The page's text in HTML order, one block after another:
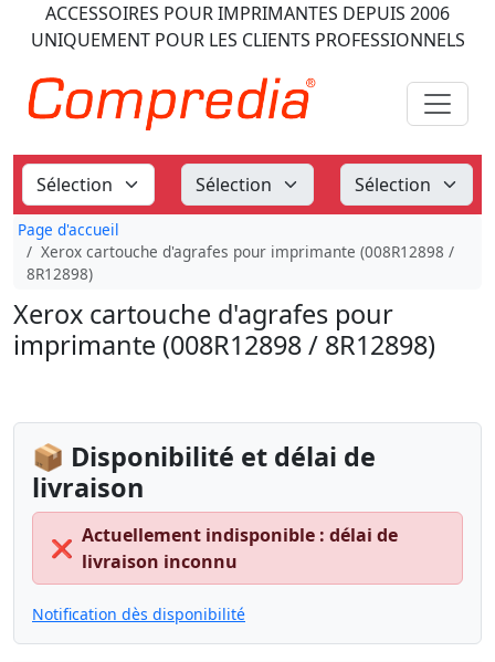
ACCESSOIRES POUR IMPRIMANTES DEPUIS 2006
UNIQUEMENT POUR LES CLIENTS PROFESSIONNELS
Page d'accueil
Xerox cartouche d'agrafes pour imprimante (008R12898 /
8R12898)
Xerox cartouche d'agrafes pour
imprimante (008R12898 / 8R12898)
📦 Disponibilité et délai de
livraison
❌
Actuellement indisponible : délai de
livraison inconnu
Notification dès disponibilité